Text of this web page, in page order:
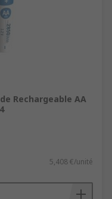
Rechargeable AA
5,408 €/unité